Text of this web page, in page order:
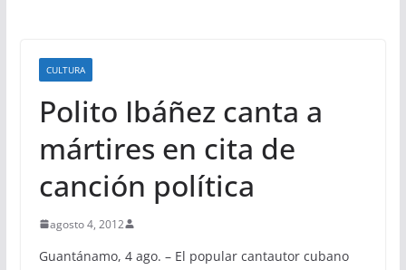
CULTURA
Polito Ibáñez canta a
mártires en cita de
canción política
agosto 4, 2012
Guantánamo, 4 ago. – El popular cantautor cubano